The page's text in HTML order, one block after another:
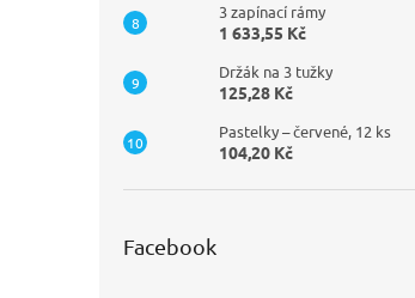
3 zapínací rámy
1 633,55 Kč
Držák na 3 tužky
125,28 Kč
Pastelky – červené, 12 ks
104,20 Kč
Facebook